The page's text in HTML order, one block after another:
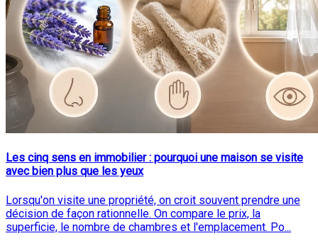
Les cinq sens en immobilier : pourquoi une maison se visite
avec bien plus que les yeux
Lorsqu'on visite une propriété, on croit souvent prendre une
décision de façon rationnelle. On compare le prix, la
superficie, le nombre de chambres et l'emplacement. Po...